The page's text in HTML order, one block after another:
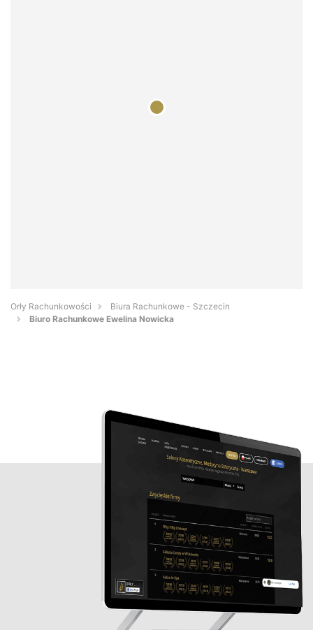
Orły Rachunkowości
Biura Rachunkowe - Szczecin
Biuro Rachunkowe Ewelina Nowicka